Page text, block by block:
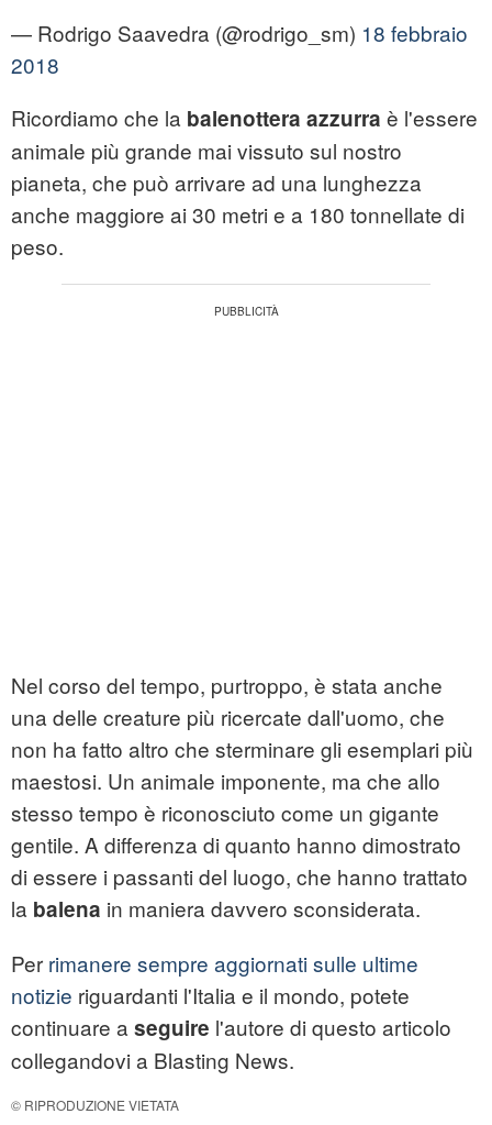
— Rodrigo Saavedra (@rodrigo_sm) 18 febbraio
2018
Ricordiamo che la balenottera azzurra è l'essere
animale più grande mai vissuto sul nostro
pianeta, che può arrivare ad una lunghezza
anche maggiore ai 30 metri e a 180 tonnellate di
peso.
Nel corso del tempo, purtroppo, è stata anche
una delle creature più ricercate dall'uomo, che
non ha fatto altro che sterminare gli esemplari più
maestosi. Un animale imponente, ma che allo
stesso tempo è riconosciuto come un gigante
gentile. A differenza di quanto hanno dimostrato
di essere i passanti del luogo, che hanno trattato
la balena in maniera davvero sconsiderata.
Per rimanere sempre aggiornati sulle ultime
notizie riguardanti l'Italia e il mondo, potete
continuare a seguire l'autore di questo articolo
collegandovi a Blasting News.
© RIPRODUZIONE VIETATA